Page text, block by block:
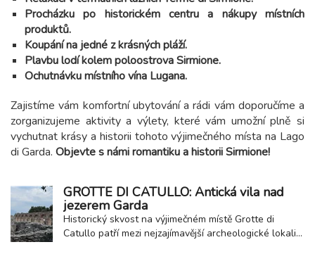
GROTTE DI CATULLO: Antická vila nad
jezerem Garda
Historický skvost na výjimečném místě Grotte di
Catullo patří mezi nejzajímavější archeologické lokality
Procházku po historickém centru a nákupy místních
produktů.
Koupání na jedné z krásných pláží.
Plavbu lodí kolem poloostrova Sirmione.
Ochutnávku místního vína Lugana.
Zajistíme vám komfortní ubytování a rádi vám doporučíme a
zorganizujeme aktivity a výlety, které vám umožní plně si
vychutnat krásy a historii tohoto výjimečného místa na Lago
di Garda. Objevte s námi romantiku a historii Sirmione!